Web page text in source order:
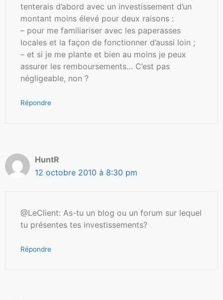
tenterais d’abord avec un investissement d’un
montant moins élevé pour deux raisons :
– pour me familiariser avec les paperasses
locales et la façon de fonctionner d’aussi loin ;
– et si je me plante et bien au moins je peux
assurer les remboursements… C’est pas
négligeable, non ?
Répondre
HuntR
12 octobre 2010 à 8:30 pm
@LeClient: As-tu un blog ou un forum sur lequel
tu présentes tes investissements?
Répondre